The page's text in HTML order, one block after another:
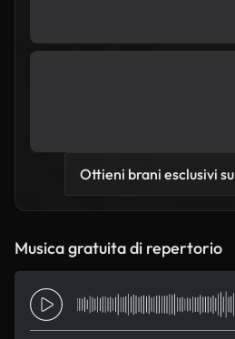
Ottieni brani esclusivi su
Musica gratuita di repertorio